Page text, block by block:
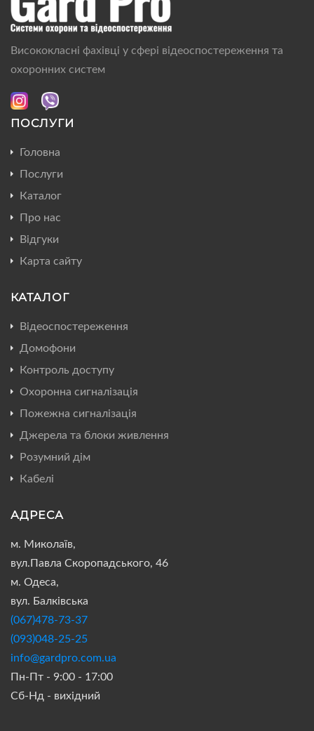
Висококласні фахівці у сфері відеоспостереження та
охоронних систем
ПОСЛУГИ
Головна
Послуги
Каталог
Про нас
Відгуки
Карта сайту
КАТАЛОГ
Відеоспостереження
Домофони
Контроль доступу
Охоронна сигналізація
Пожежна сигналізація
Джерела та блоки живлення
Розумний дім
Кабелі
АДРЕСА
м. Миколаїв,
вул.Павла Скоропадського, 46
м. Одеса,
вул. Балківська
(067)478-73-37
(093)048-25-25
info@gardpro.com.ua
Пн-Пт - 9:00 - 17:00
Сб-Нд - вихідний